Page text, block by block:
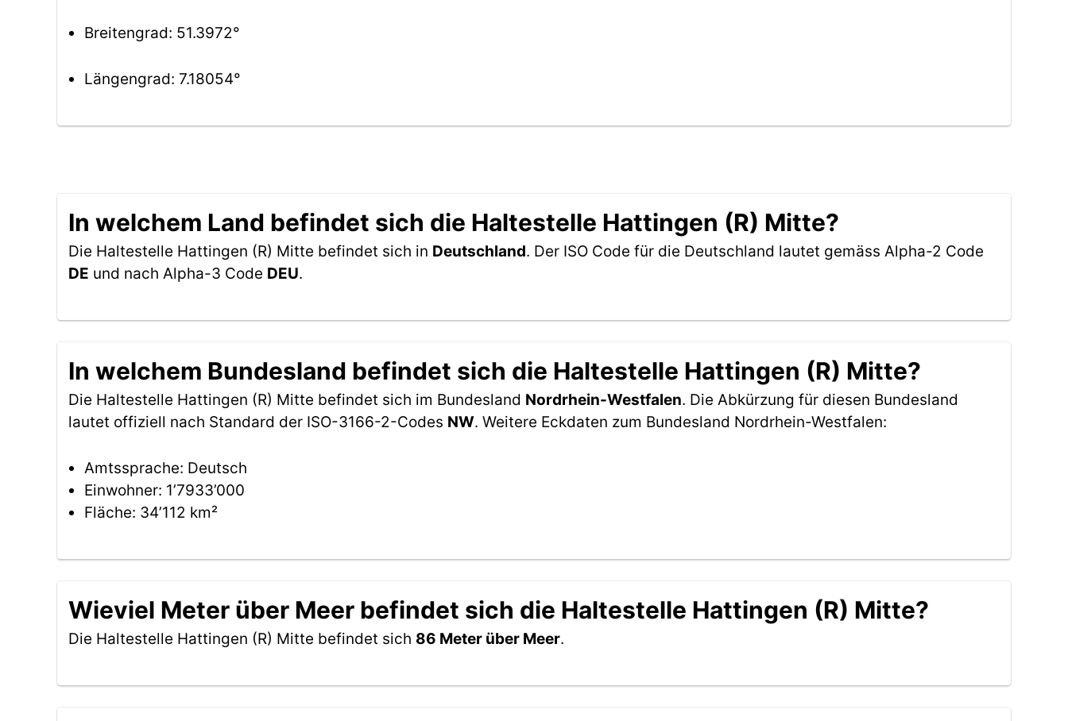
Breitengrad: 51.3972°
Längengrad: 7.18054°
In welchem Land befindet sich die Haltestelle Hattingen (R) Mitte?
Die Haltestelle Hattingen (R) Mitte befindet sich in Deutschland. Der ISO Code für die Deutschland lautet gemäss Alpha-2 Code
DE und nach Alpha-3 Code DEU.
In welchem Bundesland befindet sich die Haltestelle Hattingen (R) Mitte?
Die Haltestelle Hattingen (R) Mitte befindet sich im Bundesland Nordrhein-Westfalen. Die Abkürzung für diesen Bundesland
lautet offiziell nach Standard der ISO-3166-2-Codes NW. Weitere Eckdaten zum Bundesland Nordrhein-Westfalen:
Amtssprache: Deutsch
Einwohner: 1’7933’000
Fläche: 34’112 km²
Wieviel Meter über Meer befindet sich die Haltestelle Hattingen (R) Mitte?
Die Haltestelle Hattingen (R) Mitte befindet sich 86 Meter über Meer.